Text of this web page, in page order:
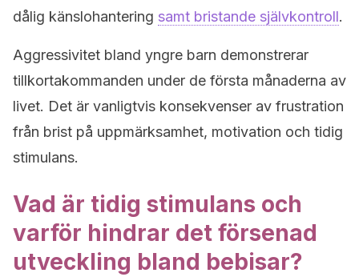
dålig känslohantering samt bristande självkontroll.
Aggressivitet bland yngre barn demonstrerar
tillkortakommanden under de första månaderna av
livet. Det är vanligtvis konsekvenser av frustration
från brist på uppmärksamhet, motivation och tidig
stimulans.
Vad är tidig stimulans och
varför hindrar det försenad
utveckling bland bebisar?